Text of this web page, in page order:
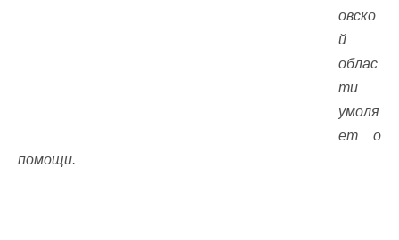
овско
й
облас
ти
умоля
ет о
помощи.